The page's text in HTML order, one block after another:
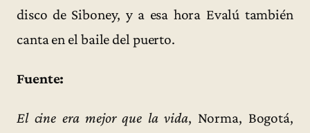
disco de Siboney, y a esa hora Evalú también
canta en el baile del puerto.
Fuente:
El cine era mejor que la vida, Norma, Bogotá,